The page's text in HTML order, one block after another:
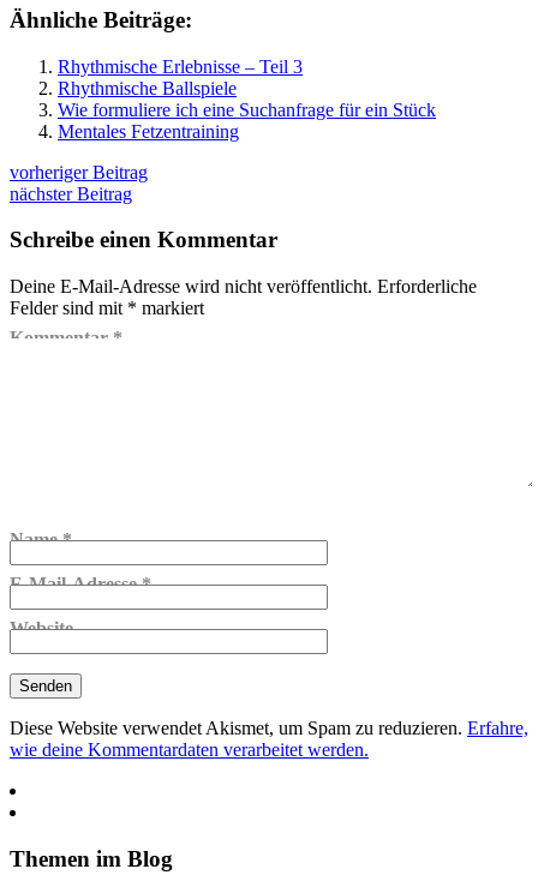
Ähnliche Beiträge:
Rhythmische Erlebnisse – Teil 3
Rhythmische Ballspiele
Wie formuliere ich eine Suchanfrage für ein Stück
Mentales Fetzentraining
vorheriger Beitrag
nächster Beitrag
Schreibe einen Kommentar
Deine E-Mail-Adresse wird nicht veröffentlicht. Erforderliche
Felder sind mit * markiert
Kommentar *
Name*
E-Mail-Adresse*
Website
Diese Website verwendet Akismet, um Spam zu reduzieren. Erfahre,
wie deine Kommentardaten verarbeitet werden.
Themen im Blog